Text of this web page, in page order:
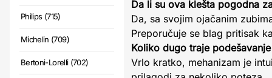
Philips (715)
Michelin (709)
Bertoni-Lorelli (702)
Da li su ova klešta pogodna
Da, sa svojim ojačanim
Preporučuje se blag pritisak
Koliko dugo traje
Vrlo kratko, mehanizam je